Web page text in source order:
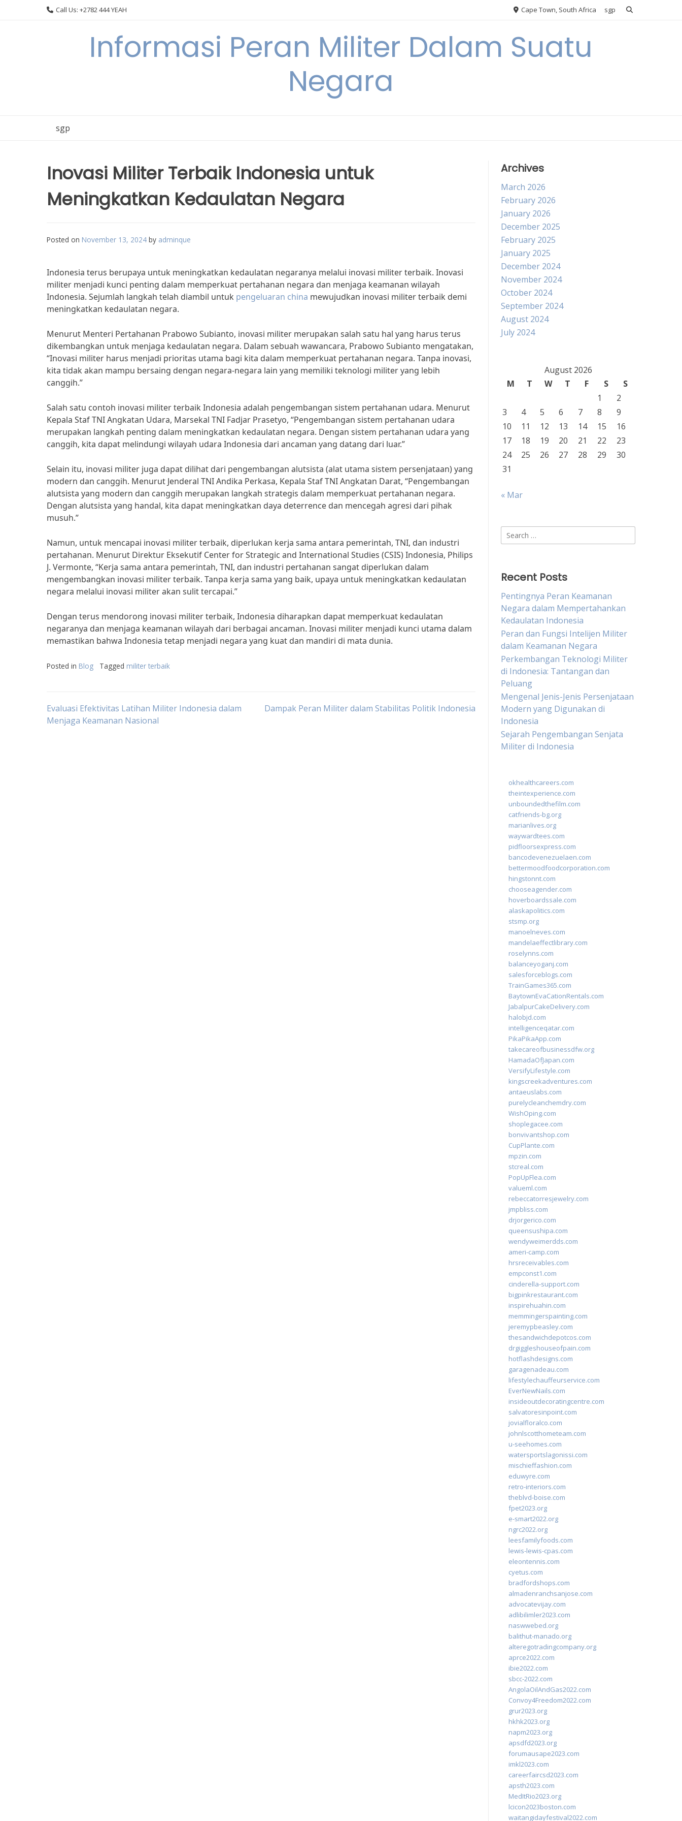
Call Us: +2782 444 YEAH Cape Town, South Africa sgp
Informasi Peran Militer Dalam Suatu
Negara
sgp
Inovasi Militer Terbaik Indonesia untuk
Meningkatkan Kedaulatan Negara
Posted on November 13, 2024 by adminque
Indonesia terus berupaya untuk meningkatkan kedaulatan negaranya melalui inovasi militer terbaik. Inovasi
militer menjadi kunci penting dalam memperkuat pertahanan negara dan menjaga keamanan wilayah
Indonesia. Sejumlah langkah telah diambil untuk pengeluaran china mewujudkan inovasi militer terbaik demi
meningkatkan kedaulatan negara.
Menurut Menteri Pertahanan Prabowo Subianto, inovasi militer merupakan salah satu hal yang harus terus
dikembangkan untuk menjaga kedaulatan negara. Dalam sebuah wawancara, Prabowo Subianto mengatakan,
“Inovasi militer harus menjadi prioritas utama bagi kita dalam memperkuat pertahanan negara. Tanpa inovasi,
kita tidak akan mampu bersaing dengan negara-negara lain yang memiliki teknologi militer yang lebih
canggih.”
Salah satu contoh inovasi militer terbaik Indonesia adalah pengembangan sistem pertahanan udara. Menurut
Kepala Staf TNI Angkatan Udara, Marsekal TNI Fadjar Prasetyo, “Pengembangan sistem pertahanan udara
merupakan langkah penting dalam meningkatkan kedaulatan negara. Dengan sistem pertahanan udara yang
canggih, kita dapat melindungi wilayah udara Indonesia dari ancaman yang datang dari luar.”
Selain itu, inovasi militer juga dapat dilihat dari pengembangan alutsista (alat utama sistem persenjataan) yang
modern dan canggih. Menurut Jenderal TNI Andika Perkasa, Kepala Staf TNI Angkatan Darat, “Pengembangan
alutsista yang modern dan canggih merupakan langkah strategis dalam memperkuat pertahanan negara.
Dengan alutsista yang handal, kita dapat meningkatkan daya deterrence dan mencegah agresi dari pihak
musuh.”
Namun, untuk mencapai inovasi militer terbaik, diperlukan kerja sama antara pemerintah, TNI, dan industri
pertahanan. Menurut Direktur Eksekutif Center for Strategic and International Studies (CSIS) Indonesia, Philips
J. Vermonte, “Kerja sama antara pemerintah, TNI, dan industri pertahanan sangat diperlukan dalam
mengembangkan inovasi militer terbaik. Tanpa kerja sama yang baik, upaya untuk meningkatkan kedaulatan
negara melalui inovasi militer akan sulit tercapai.”
Dengan terus mendorong inovasi militer terbaik, Indonesia diharapkan dapat memperkuat kedaulatan
negaranya dan menjaga keamanan wilayah dari berbagai ancaman. Inovasi militer menjadi kunci utama dalam
memastikan bahwa Indonesia tetap menjadi negara yang kuat dan mandiri di mata dunia.
Posted in Blog Tagged militer terbaik
Post
Evaluasi Efektivitas Latihan Militer Indonesia dalam
Menjaga Keamanan Nasional
Dampak Peran Militer dalam Stabilitas Politik Indonesia
Archives
March 2026
February 2026
January 2026
December 2025
February 2025
January 2025
December 2024
November 2024
October 2024
September 2024
August 2024
July 2024
August 2026
M
T W T F S
S
1
2
3
4 5 6 7 8
9
10
11 12 13 14 15
16
17
18 19 20 21 22
23
24
25 26 27 28 29
30
31
« Mar
Search
for:
Recent Posts
Pentingnya Peran Keamanan
Negara dalam Mempertahankan
Kedaulatan Indonesia
Peran dan Fungsi Intelijen Militer
dalam Keamanan Negara
Perkembangan Teknologi Militer
di Indonesia: Tantangan dan
Peluang
Mengenal Jenis-Jenis Persenjataan
Modern yang Digunakan di
Indonesia
Sejarah Pengembangan Senjata
Militer di Indonesia
okhealthcareers.com
theintexperience.com
unboundedthefilm.com
catfriends-bg.org
marianlives.org
waywardtees.com
pidfloorsexpress.com
bancodevenezuelaen.com
bettermoodfoodcorporation.com
hingstonnt.com
chooseagender.com
hoverboardssale.com
alaskapolitics.com
stsmp.org
manoelneves.com
mandelaeffectlibrary.com
roselynns.com
balanceyoganj.com
salesforceblogs.com
TrainGames365.com
BaytownEvaCationRentals.com
JabalpurCakeDelivery.com
halobjd.com
intelligenceqatar.com
PikaPikaApp.com
takecareofbusinessdfw.org
HamadaOfJapan.com
VersifyLifestyle.com
kingscreekadventures.com
antaeuslabs.com
purelycleanchemdry.com
WishOping.com
shoplegacee.com
bonvivantshop.com
CupPlante.com
mpzin.com
stcreal.com
PopUpFlea.com
valueml.com
rebeccatorresjewelry.com
jmpbliss.com
drjorgerico.com
queensushipa.com
wendyweimerdds.com
ameri-camp.com
hrsreceivables.com
empconst1.com
cinderella-support.com
bigpinkrestaurant.com
inspirehuahin.com
memmingerspainting.com
jeremypbeasley.com
thesandwichdepotcos.com
drgiggleshouseofpain.com
hotflashdesigns.com
garagenadeau.com
lifestylechauffeurservice.com
EverNewNails.com
insideoutdecoratingcentre.com
salvatoresinpoint.com
jovialfloralco.com
johnlscotthometeam.com
u-seehomes.com
watersportslagonissi.com
mischieffashion.com
eduwyre.com
retro-interiors.com
theblvd-boise.com
fpet2023.org
e-smart2022.org
ngrc2022.org
leesfamilyfoods.com
lewis-lewis-cpas.com
eleontennis.com
cyetus.com
bradfordshops.com
almadenranchsanjose.com
advocatevijay.com
adlibilimler2023.com
naswwebed.org
balithut-manado.org
alteregotradingcompany.org
aprce2022.com
ibie2022.com
sbcc-2022.com
AngolaOilAndGas2022.com
Convoy4Freedom2022.com
grur2023.org
hkhk2023.org
napm2023.org
apsdfd2023.org
forumausape2023.com
imkl2023.com
careerfaircsd2023.com
apsth2023.com
MedItRio2023.org
lcicon2023boston.com
waitangidayfestival2022.com